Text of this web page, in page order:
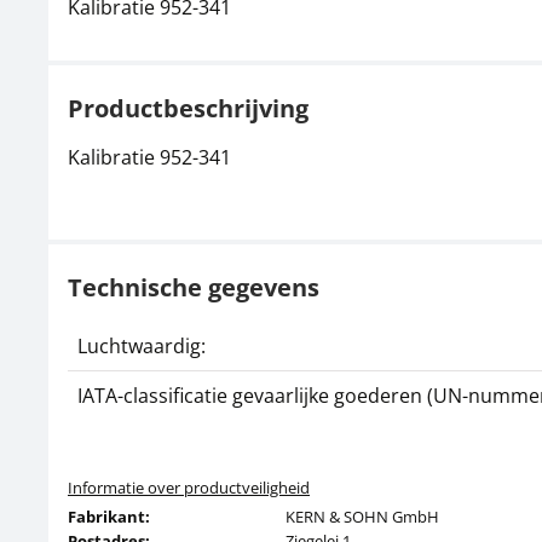
Kalibratie 952-341
Productbeschrijving
Kalibratie 952-341
Technische gegevens
Luchtwaardig:
IATA-classificatie gevaarlijke goederen (UN-
Informatie over productveiligheid
Fabrikant:
KERN & SOHN GmbH